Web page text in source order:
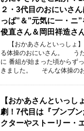
２・3代目のおにいさ
っぱ”＆”元気に一・ニ
俊直さん＆岡田祥造さ
【おかあさんといっしょ
る体操のおにいさん。 う
に 番組が始まった頃からず
きました。 そんな体操の
【おかあさんといっし
劇！7代目は『ブンブ
クターやストーリー・